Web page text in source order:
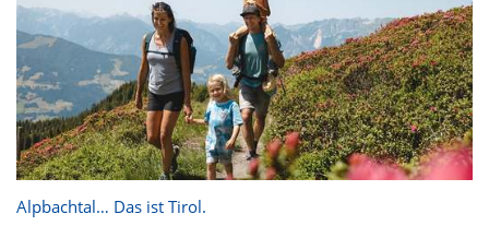
Alpbachtal… Das ist Tirol.